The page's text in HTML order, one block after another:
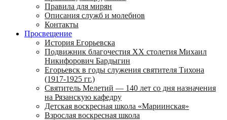
Правила для мирян
Описания служб и молебнов
Контакты
Просвещение
История Егорьевска
Подвижник благочестия ХХ столетия Михаил
Никифорович Бардыгин
Егорьевск в годы служения святителя Тихона
(1917-1925 гг.)
Святитель Мелетий — 140 лет со дня назначения
на Рязанскую кафедру
Детская воскресная школа «Мариинская»
Взрослая воскресная школа